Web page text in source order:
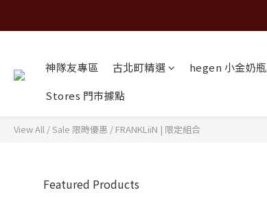
神隊友專區 古北町精選 hegen 小金奶瓶
Stores 門市據點
View All /Sale 限時優惠 / FRANKLiiN | 限定組合
Featured Products